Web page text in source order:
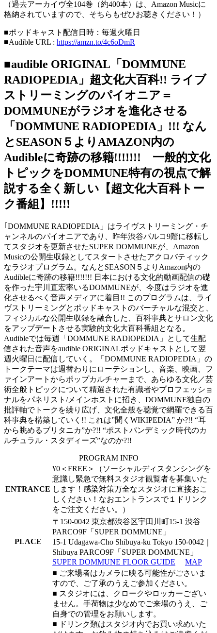
（過去アーカイヴ全104巻（約400本）は、Amazon Musicに
格納されていますので、そちらもぜひお聴きください！）
■ポッドキャスト配信日時：毎週火曜日
■Audible URL : https://amzn.to/4c6oDmR
■audible ORIGINAL「DOMMUNE
RADIOPEDIA」超文化大百科!! ライブ
ストリーミングのパイオニア＝
DOMMUNEがラジオを進化させる
「DOMMUNE RADIOPEDIA」!!! なん
とSEASON５よりAMAZON内の
Audibleに奇跡の移籍!!!!!!! 一般的文化
トピックをDOMMUNE特有の視点で解
説する全く新しい【超文化大百科トー
ク番組】!!!!!
｢DOMMUNE RADIOPEDIA」はライヴストリーミング・チ
ャンネルのパイオニアであり、昨年渋谷パルコ9階に移転し
てスタジオを更新させたSUPER DOMMUNEが、Amazon
Musicの公開生収録としてスタートさせたアクロバティック
なラジオプログラム。なんとSEASON５よりAmazon内の
Audibleに奇跡の移籍!!!!!!! 日本における文化的動画配信の礎
を作った宇川直宏率いるDOMMUNEが、今度はラジオを進
化させるべく音声メディアに着目!! このプログラムは、ライ
ヴストリーミングとポッドキャストのバーチャルな混交と、
フィジカルな公開生収録を融合した、百科事典とサロン文化
をアップデートさせる実験的文化大百科番組となる。
Audibleでは毎週「DOMMUNE RADIOPEDIA」として生配
信された音声をaudible ORIGINALポッドキャストとして翌
週火曜日に配信していく。「DOMMUNE RADIOPEDIA」の
トークテーマは週替わりにローテションし、音楽、映画、フ
ァインアートからポップカルチャーまで、あらゆる文化／芸
術全般トピックについて精選された有識者やプロフェッショ
ナルをパネリスト/メインホストに招き、DOMMUNE独自の
批評軸でトークを繰り広げ、文化全般を聴覚で網羅できる百
科事典を構築していく!! これは”聞くWIKIPEDIA” か?!! “耳
から眺めるブリタニカ”か?!! “ポストパンデミック時代のカ
ルチュラル・スタディーズ”なのか?!!
PROGRAM INFO
ENTRANCE
¥0＜FREE＞（ソーシャルディスタンシングを
意識し緊急で無料スタジオ観覧者を募集いた
します！感染対策万全なスタジオに直接おこ
しください！なおエントランスで１ドリンク
をご注文ください。）
PLACE
〒150-0042 東京都渋谷区宇田川町15-1 渋谷
PARCO9F「SUPER DOMMUNE」
15-1 Udagawa-Cho Shibuya-ku Tokyo 150-0042｜
Shibuya PARCO9F「SUPER DOMMUNE」
SUPER DOMMUNE FLOOR GUIDE
MAP
■ ご来場者はカメラに映る可能性がごさいま
すので、ご了承のうえご参加ください。
■ スタジオには、クロークやロッカーござい
ません。手荷物は少なめでご来場のうえ、ご
自身での管理をお願いします。
■ ドリンク類はスタジオ内でお買い求めいた